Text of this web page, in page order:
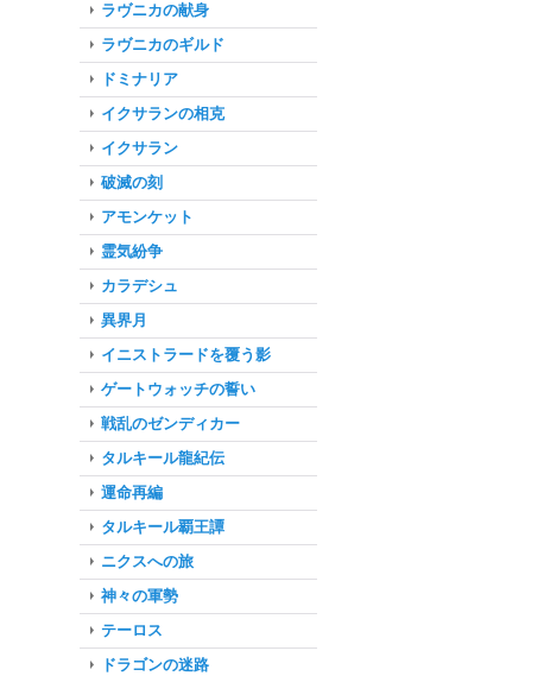
ラヴニカの献身
ラヴニカのギルド
ドミナリア
イクサランの相克
イクサラン
破滅の刻
アモンケット
霊気紛争
カラデシュ
異界月
イニストラードを覆う影
ゲートウォッチの誓い
戦乱のゼンディカー
タルキール龍紀伝
運命再編
タルキール覇王譚
ニクスへの旅
神々の軍勢
テーロス
ドラゴンの迷路